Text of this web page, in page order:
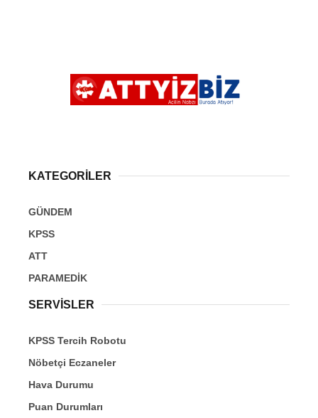
KATEGORİLER
GÜNDEM
KPSS
ATT
PARAMEDİK
SERVİSLER
KPSS Tercih Robotu
Nöbetçi Eczaneler
Hava Durumu
Puan Durumları